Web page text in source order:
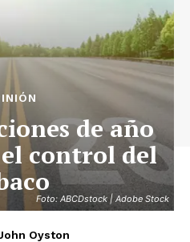
Foto: ABCDstock | Adobe Stock
de año
control del
Oyston